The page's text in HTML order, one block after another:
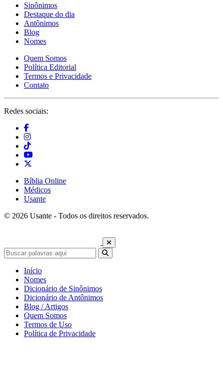
Sinônimos
Destaque do dia
Antônimos
Blog
Nomes
Quem Somos
Política Editorial
Termos e Privacidade
Contato
Redes sociais:
Bíblia Online
Médicos
Usante
© 2026 Usante - Todos os direitos reservados.
Início
Nomes
Dicionário de Sinônimos
Dicionário de Antônimos
Blog / Artigos
Quem Somos
Termos de Uso
Política de Privacidade